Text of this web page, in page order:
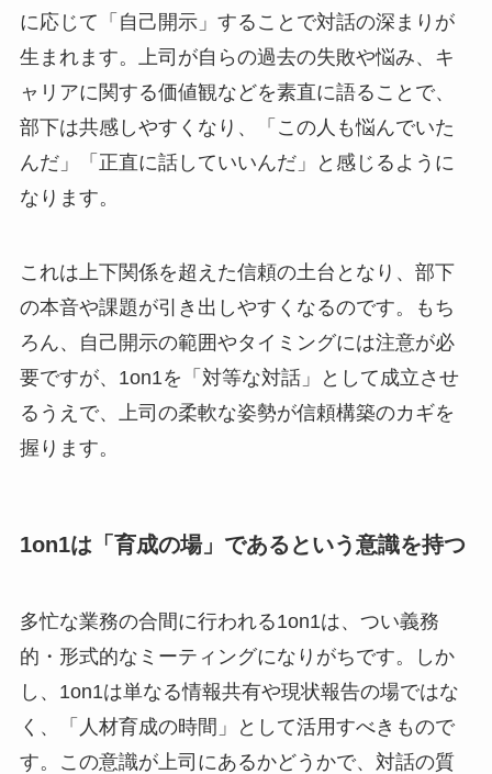
に応じて「自己開示」することで対話の深まりが
生まれます。上司が自らの過去の失敗や悩み、キ
ャリアに関する価値観などを素直に語ることで、
部下は共感しやすくなり、「この人も悩んでいた
んだ」「正直に話していいんだ」と感じるように
なります。
これは上下関係を超えた信頼の土台となり、部下
の本音や課題が引き出しやすくなるのです。もち
ろん、自己開示の範囲やタイミングには注意が必
要ですが、1on1を「対等な対話」として成立させ
るうえで、上司の柔軟な姿勢が信頼構築のカギを
握ります。
1on1は「育成の場」であるという意識を持つ
多忙な業務の合間に行われる1on1は、つい義務
的・形式的なミーティングになりがちです。しか
し、1on1は単なる情報共有や現状報告の場ではな
く、「人材育成の時間」として活用すべきもので
す。この意識が上司にあるかどうかで、対話の質